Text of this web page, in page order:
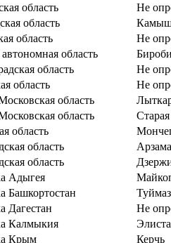
область
Не
область
область
Не
область
область
Не
область
Не
область
область
область
область
область
Адыгея
Башкортостан
Дагестан
Не
Калмыкия
Элиста
Крым
Керчь